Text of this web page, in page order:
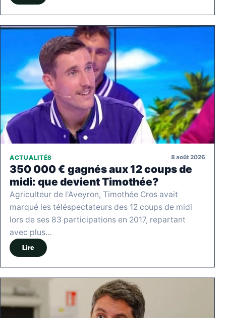
ACTUALITÉS 8 août 2026
350 000 € gagnés aux 12 coups de
midi: que devient Timothée?
Agriculteur de l'Aveyron, Timothée Cros avait
marqué les téléspectateurs des 12 coups de midi
lors de ses 83 participations en 2017, repartant
avec plus…
Lire